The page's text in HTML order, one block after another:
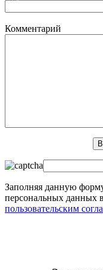
Комментарий
Заполняя данную
персональных данных
пользовательским